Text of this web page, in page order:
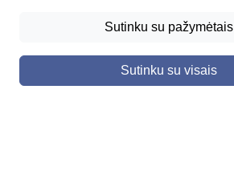
Sutinku su pažymėtais
Sutinku su visais